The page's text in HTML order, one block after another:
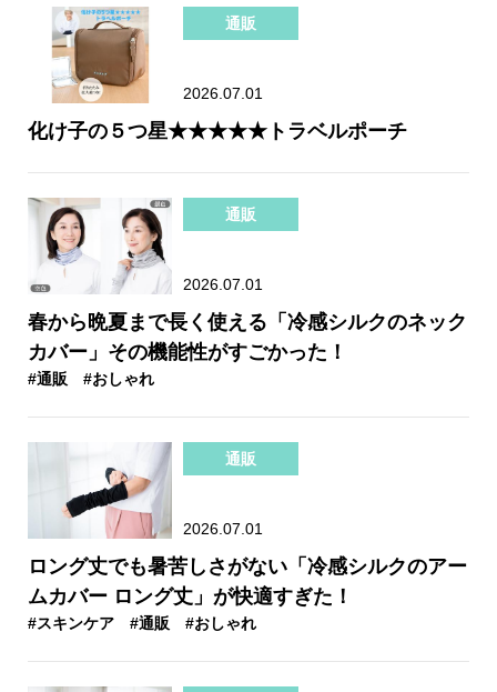
通販
2026.07.01
化け子の５つ星★★★★★トラベルポーチ
通販
2026.07.01
春から晩夏まで長く使える「冷感シルクのネック
カバー」その機能性がすごかった！
#通販 #おしゃれ
通販
2026.07.01
ロング丈でも暑苦しさがない「冷感シルクのアー
ムカバー ロング丈」が快適すぎた！
#スキンケア #通販 #おしゃれ